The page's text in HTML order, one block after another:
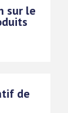
sur le
de